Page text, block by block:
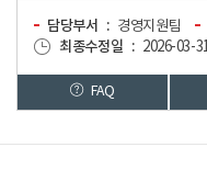
담당부서 경영지원팀
최종수정일
2026-03-
FAQ